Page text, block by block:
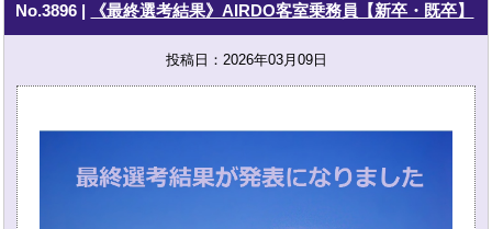
No.3896 | 《最終選考結果》AIRDO客室乗務員【新卒・既卒】
投稿日：2026年03月09日